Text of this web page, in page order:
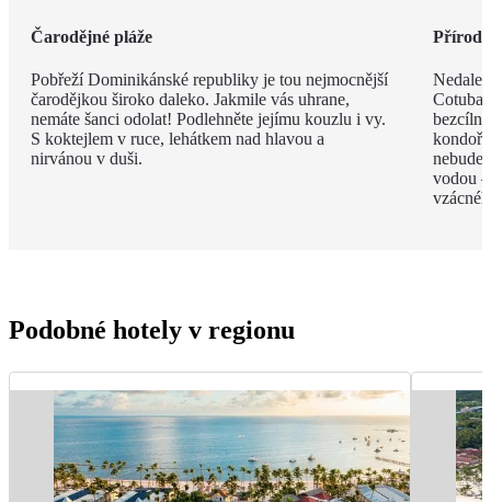
Čarodějné pláže
Pobřeží Dominikánské republiky je tou nejmocnější
čarodějkou široko daleko. Jakmile vás uhrane,
nemáte šanci odolat! Podlehněte jejímu kouzlu i vy.
S koktejlem v ruce, lehátkem nad hlavou a
nirvánou v duši.
vodou
Podobné hotely v regionu